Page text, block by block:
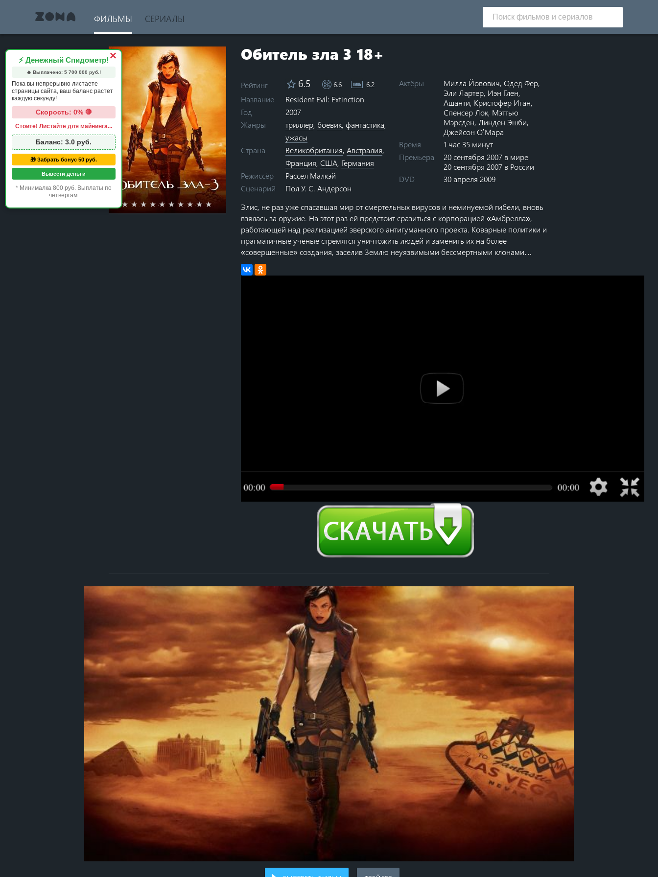
ФИЛЬМЫ СЕРИАЛЫ
10 stars
9 stars
8 stars
7 stars
6 stars
5 stars
4 stars
3 stars
2 stars
1 star
Обитель зла 3 18+
Рейтинг 6.5 6.6 6.2
Название
Resident Evil: Extinction
Год
2007
Жанры
триллер, боевик, фантастика,
ужасы
Страна
Великобритания, Австралия,
Франция, США, Германия
Режиссёр
Рассел Малкэй
Сценарий
Пол У. С. Андерсон
Актёры Милла Йовович,Одед Фер,
Эли Лартер, Иэн Глен,
Ашанти, Кристофер Иган,
Спенсер Лок, Мэттью
Мэрсден, Линден Эшби,
Джейсон О’Мара
Время
1 час 35 минут
Премьера
20 сентября 2007 в мире
20 сентября 2007 в России
DVD
30 апреля 2009
Элис, не раз уже спасавшая мир от смертельных вирусов и неминуемой гибели, вновь
взялась за оружие. На этот раз ей предстоит сразиться с корпорацией «Амбрелла»,
работающей над реализацией зверского антигуманного проекта. Коварные политики и
прагматичные ученые стремятся уничтожить людей и заменить их на более
«совершенные» создания, заселив Землю неуязвимыми бессмертными клонами…
×
⚡ Денежный Спидометр!
🔥 Выплачено: 5 700 000 руб.!
Пока вы непрерывно листаете
страницы сайта, ваш баланс растет
каждую секунду!
Скорость: 0% 🛑
Стоите! Листайте для майнинга...
Баланс: 3.0 руб.
🎁 Забрать бонус 50 руб.
Вывести деньги
* Минималка 800 руб. Выплаты по
четвергам.